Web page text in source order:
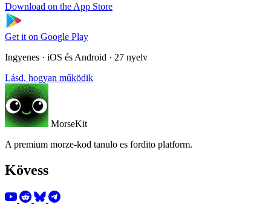
Download on the App Store
Get it on Google Play
Ingyenes · iOS és Android · 27 nyelv
Lásd, hogyan működik
MorseKit
A premium morze-kod tanulo es fordito platform.
Kövess